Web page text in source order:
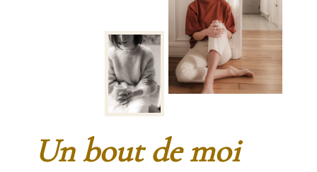
Un bout de moi